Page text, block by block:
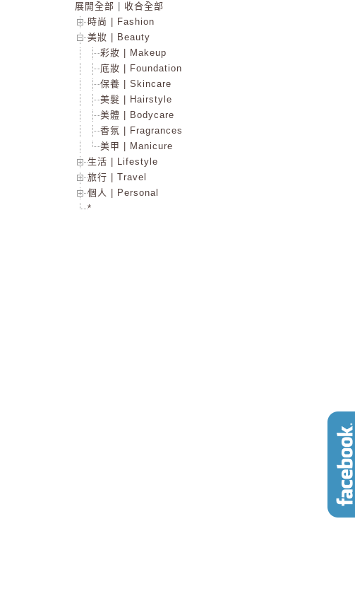
展開全部
收合全部
時尚 | Fashion
美妝 | Beauty
彩妝 | Makeup
底妝 | Foundation
保養 | Skincare
美髮 | Hairstyle
美體 | Bodycare
香氛 | Fragrances
美甲 | Manicure
生活 | Lifestyle
旅行 | Travel
個人 | Personal
*